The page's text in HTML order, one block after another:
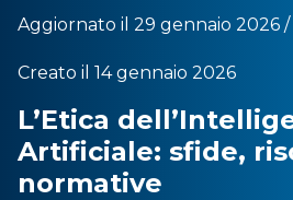
Aggiornato il 29 gennaio 2026 /
Creato il 14 gennaio 2026
L’Etica
Artificiale: sfide,
normative